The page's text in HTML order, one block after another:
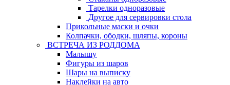
Тарелки одноразовые
Другое для сервировки стола
Прикольные маски и очки
Колпачки, ободки, шляпы, короны
ВСТРЕЧА ИЗ РОДДОМА
Малышу
Фигуры из шаров
Шары на выписку
Наклейки на авто